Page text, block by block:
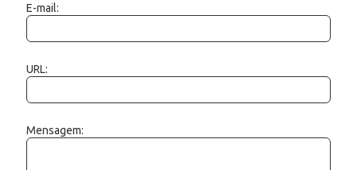
E-mail:
URL:
Mensagem: